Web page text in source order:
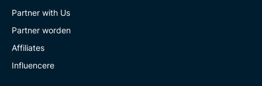
Partner with Us
Partner worden
Affiliates
Influencere